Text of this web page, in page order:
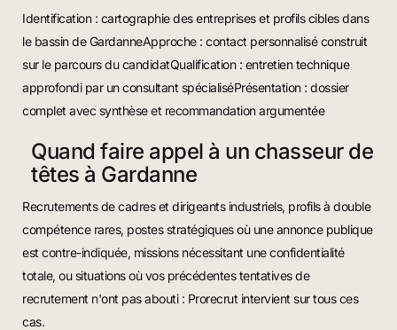
Identification : cartographie des entreprises et profils cibles dans
le bassin de GardanneApproche : contact personnalisé construit
sur le parcours du candidatQualification : entretien technique
approfondi par un consultant spécialiséPrésentation : dossier
complet avec synthèse et recommandation argumentée
Quand faire appel à un chasseur de
têtes à Gardanne
Recrutements de cadres et dirigeants industriels, profils à double
compétence rares, postes stratégiques où une annonce publique
est contre-indiquée, missions nécessitant une confidentialité
totale, ou situations où vos précédentes tentatives de
recrutement n'ont pas abouti : Prorecrut intervient sur tous ces
cas.